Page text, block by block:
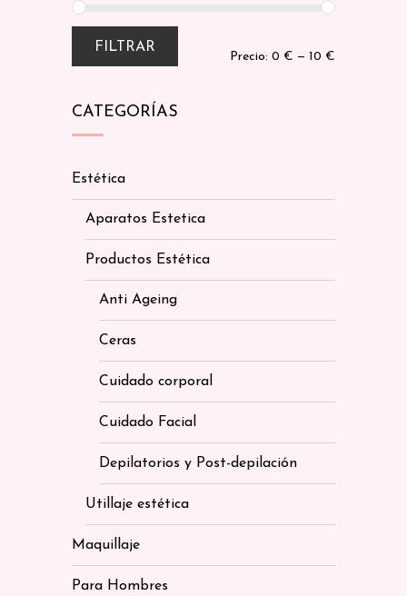
FILTRAR
Precio: 0 € — 10 €
CATEGORÍAS
Estética
Aparatos Estetica
Productos Estética
Anti Ageing
Ceras
Cuidado corporal
Cuidado Facial
Depilatorios y Post-depilación
Utillaje estética
Maquillaje
Para Hombres